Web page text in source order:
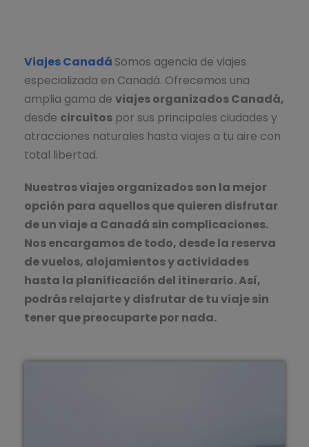
Viajes Canadá Somos agencia de viajes
especializada en Canadá. Ofrecemos una
amplia gama de viajes organizados Canadá,
desde circuitos por sus principales ciudades y
atracciones naturales hasta viajes a tu aire con
total libertad.
Nuestros viajes organizados son la mejor
opción para aquellos que quieren disfrutar
de un viaje a Canadá sin complicaciones.
Nos encargamos de todo, desde la reserva
de vuelos, alojamientos y actividades
hasta la planificación del itinerario. Así,
podrás relajarte y disfrutar de tu viaje sin
tener que preocuparte por nada.